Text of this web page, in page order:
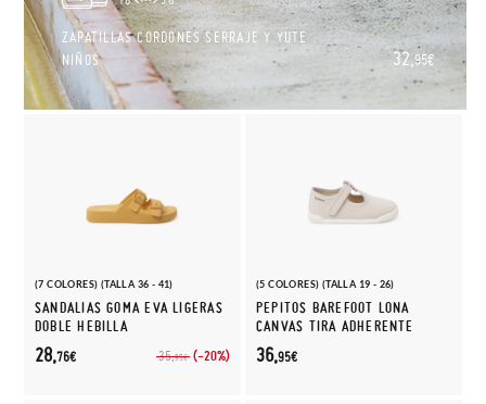
ZAPATILLAS CORDONES SERRAJE Y YUTE
NIÑOS
32,95€
(7 COLORES) (TALLA 36 - 41)
SANDALIAS GOMA EVA LIGERAS
DOBLE HEBILLA
35,95€ (-20%)
28,76€
(5 COLORES) (TALLA 19 - 26)
PEPITOS BAREFOOT LONA
CANVAS TIRA ADHERENTE
36,95€